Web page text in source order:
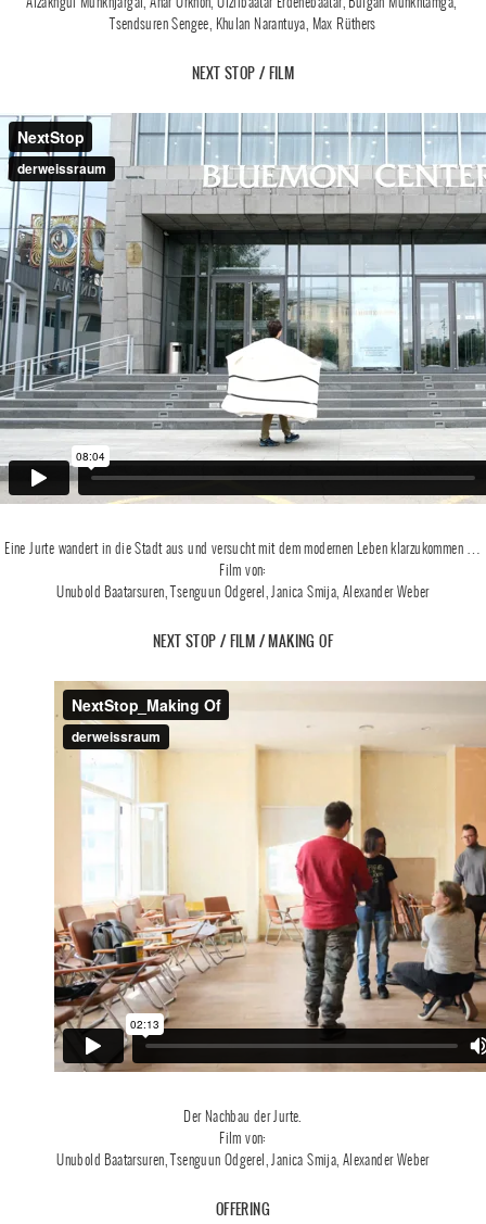
Tsendsuren Sengee, Khulan Narantuya, Max Rüthers
NEXT STOP / FILM
Eine Jurte wandert in die Stadt aus und versucht mit dem modernen Leben klarzukommen …
Film von:
Unubold Baatarsuren, Tsenguun Odgerel, Janica Smija, Alexander Weber
NEXT STOP / FILM / MAKING OF
Der Nachbau der Jurte.
Film von:
Unubold Baatarsuren, Tsenguun Odgerel, Janica Smija, Alexander Weber
OFFERING